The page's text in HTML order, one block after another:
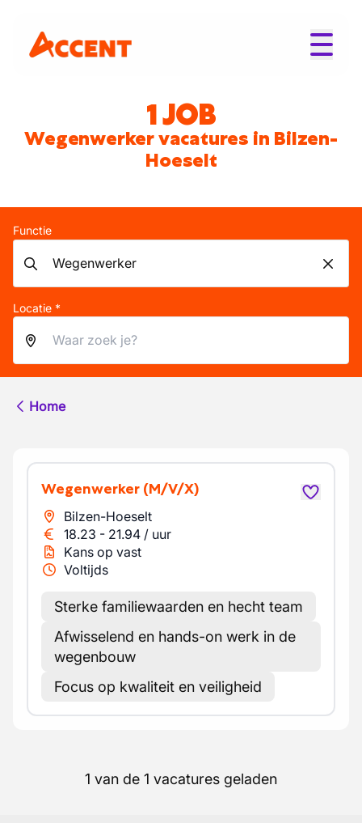
1 JOB
Wegenwerker vacatures in Bilzen-
Hoeselt
Functie
Locatie *
Home
Wegenwerker (M/V/X)
Bilzen-Hoeselt
18.23 - 21.94 / uur
Kans op vast
Voltijds
Sterke familiewaarden en hecht team
Afwisselend en hands-on werk in de
wegenbouw
Focus op kwaliteit en veiligheid
1 van de 1 vacatures geladen